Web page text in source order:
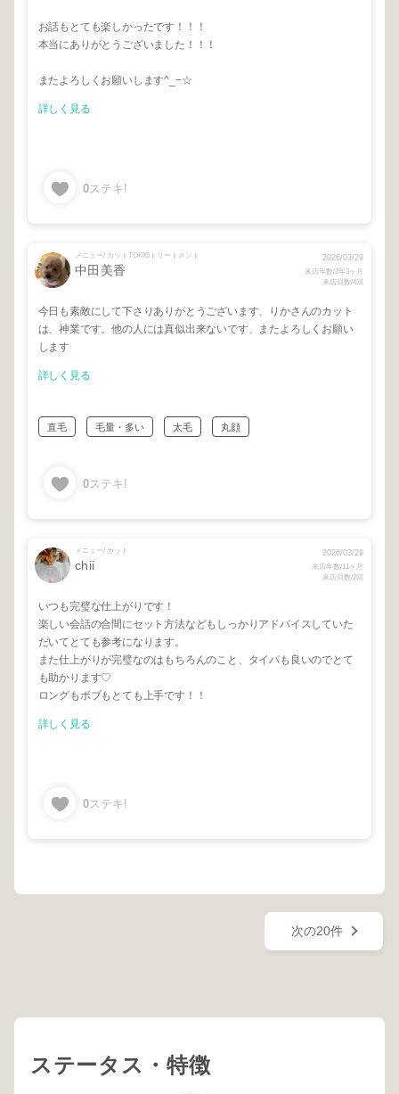
お話もとても楽しかったです！！！
本当にありがとうございました！！！
またよろしくお願いします^_−☆
詳しく見る
0ステキ!
メニュー/ カットTOKIOトリートメント
中田美香
2026/03/29
来店年数/2年3ヶ月
来店回数/4回
今日も素敵にして下さりありがとうございます、りかさんのカット
は、神業です。他の人には真似出来ないです、またよろしくお願い
します
詳しく見る
直毛 毛量・多い 太毛 丸顔
0ステキ!
メニュー/ カット
chii
2026/03/29
来店年数/11ヶ月
来店回数/2回
いつも完璧な仕上がりです！
楽しい会話の合間にセット方法などもしっかりアドバイスしていた
だいてとても参考になります。
また仕上がりが完璧なのはもちろんのこと、タイパも良いのでとて
も助かります♡
ロングもボブもとても上手です！！
詳しく見る
0ステキ!
次の20件
ステータス・特徴